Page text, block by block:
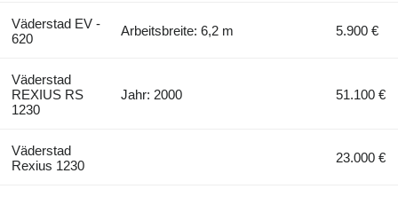
Väderstad EV -
620
Arbeitsbreite: 6,2 m 5.900 €
Väderstad
REXIUS RS
1230
Jahr: 2000 51.100 €
Väderstad
Rexius 1230
23.000 €